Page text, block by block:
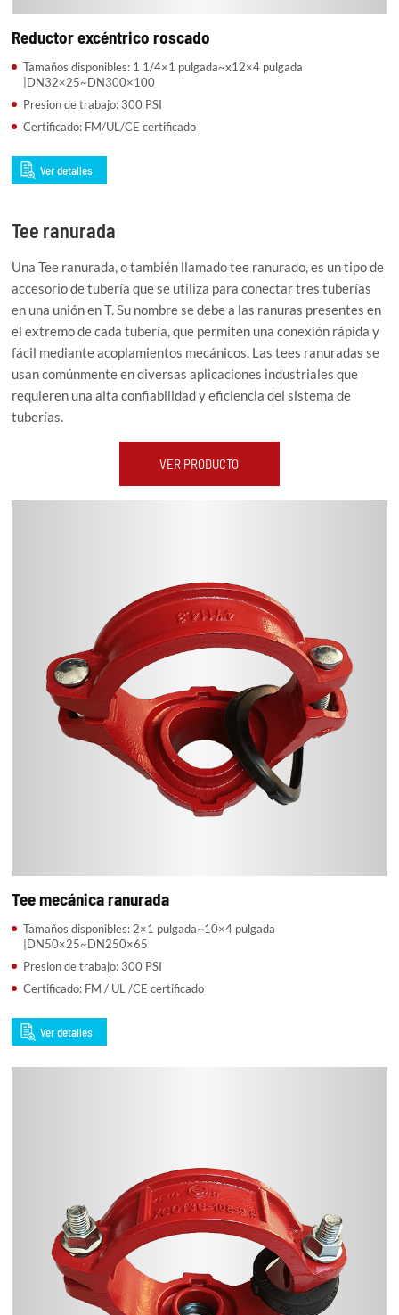
Reductor excéntrico roscado
Tamaños disponibles: 1 1/4×1 pulgada~x12×4 pulgada
|DN32×25~DN300×100
Presion de trabajo: 300 PSI
Certificado: FM/UL/CE certificado
Ver detalles
Tee ranurada
Una Tee ranurada, o también llamado tee ranurado, es un tipo de
accesorio de tubería que se utiliza para conectar tres tuberías
en una unión en T. Su nombre se debe a las ranuras presentes en
el extremo de cada tubería, que permiten una conexión rápida y
fácil mediante acoplamientos mecánicos. Las tees ranuradas se
usan comúnmente en diversas aplicaciones industriales que
requieren una alta confiabilidad y eficiencia del sistema de
tuberías.
VER PRODUCTO
Tee mecánica ranurada
Tamaños disponibles: 2×1 pulgada~10×4 pulgada
|DN50×25~DN250×65
Presion de trabajo: 300 PSI
Certificado: FM / UL /CE certificado
Ver detalles